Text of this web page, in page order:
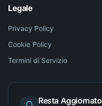
Legale
Privacy Policy
Cookie Policy
Termini di Servizio
Resta Aggiornato